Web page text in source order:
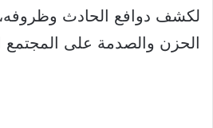
لكشف دوافع الحادث
الحزن والصدمة على المجتمع